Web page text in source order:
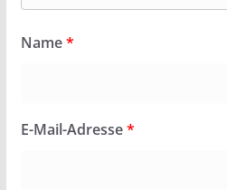
Name*
E-Mail-Adresse*